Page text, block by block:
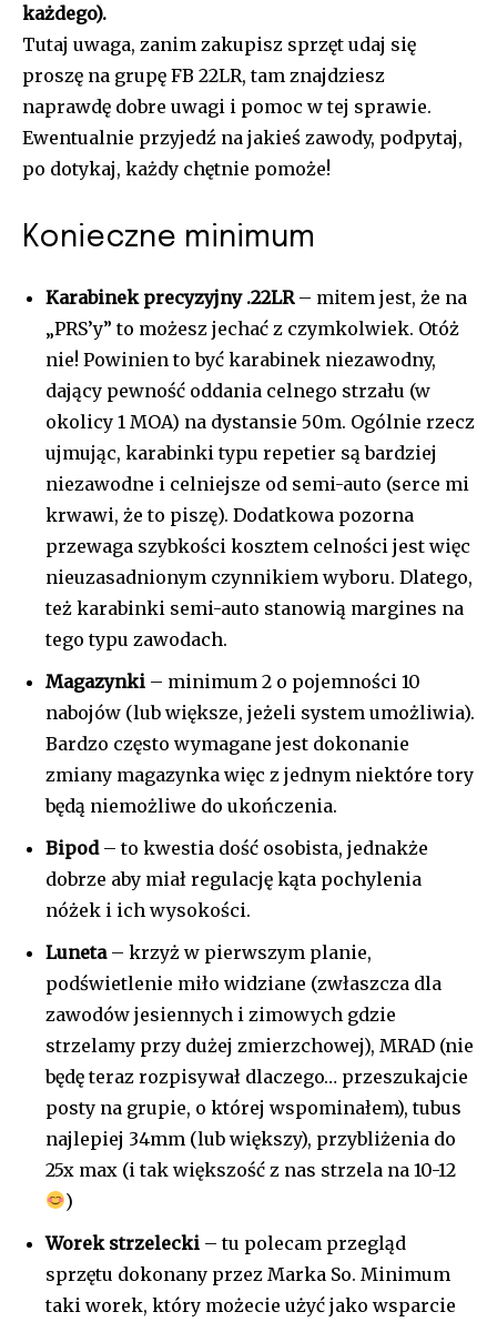
każdego).
Tutaj uwaga, zanim zakupisz sprzęt udaj się
proszę na grupę FB 22LR, tam znajdziesz
naprawdę dobre uwagi i pomoc w tej sprawie.
Ewentualnie przyjedź na jakieś zawody, podpytaj,
po dotykaj, każdy chętnie pomoże!
Konieczne minimum
Karabinek precyzyjny .22LR– mitem jest, że na
„PRS’y” to możesz jechać z czymkolwiek. Otóż
nie! Powinien to być karabinek niezawodny,
dający pewność oddania celnego strzału (w
okolicy 1 MOA) na dystansie 50m. Ogólnie rzecz
ujmując, karabinki typu repetier są bardziej
niezawodne i celniejsze od semi-auto (serce mi
krwawi, że to piszę). Dodatkowa pozorna
przewaga szybkości kosztem celności jest więc
nieuzasadnionym czynnikiem wyboru. Dlatego,
też karabinki semi-auto stanowią margines na
tego typu zawodach.
Magazynki – minimum 2 o pojemności 10
nabojów (lub większe, jeżeli system umożliwia).
Bardzo często wymagane jest dokonanie
zmiany magazynka więc z jednym niektóre tory
będą niemożliwe do ukończenia.
Bipod– to kwestia dość osobista, jednakże
dobrze aby miał regulację kąta pochylenia
nóżek i ich wysokości.
Luneta– krzyż w pierwszym planie,
podświetlenie miło widziane (zwłaszcza dla
zawodów jesiennych i zimowych gdzie
strzelamy przy dużej zmierzchowej), MRAD (nie
będę teraz rozpisywał dlaczego… przeszukajcie
posty na grupie, o której wspominałem), tubus
najlepiej 34mm (lub większy), przybliżenia do
25x max (i tak większość z nas strzela na 10-12
)
Worek strzelecki – tu polecam przegląd
sprzętu dokonany przez Marka So. Minimum
taki worek, który możecie użyć jako wsparcie